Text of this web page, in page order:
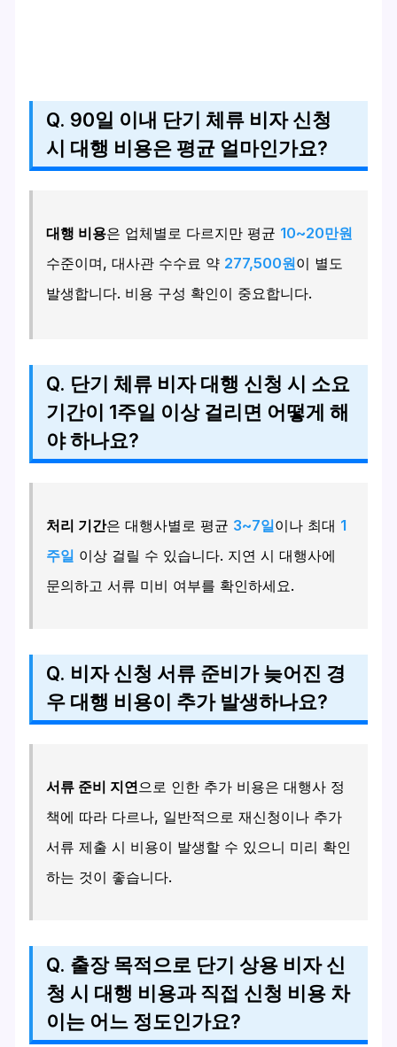
Q. 90일 이내 단기 체류 비자 신청
시 대행 비용은 평균 얼마인가요?
대행 비용은 업체별로 다르지만 평균 10~20만원
수준이며, 대사관 수수료 약 277,500원이 별도
발생합니다. 비용 구성 확인이 중요합니다.
Q. 단기 체류 비자 대행 신청 시 소요
기간이 1주일 이상 걸리면 어떻게 해
야 하나요?
처리 기간은 대행사별로 평균 3~7일이나 최대 1
주일 이상 걸릴 수 있습니다. 지연 시 대행사에
문의하고 서류 미비 여부를 확인하세요.
Q. 비자 신청 서류 준비가 늦어진 경
우 대행 비용이 추가 발생하나요?
서류 준비 지연으로 인한 추가 비용은 대행사 정
책에 따라 다르나, 일반적으로 재신청이나 추가
서류 제출 시 비용이 발생할 수 있으니 미리 확인
하는 것이 좋습니다.
Q. 출장 목적으로 단기 상용 비자 신
청 시 대행 비용과 직접 신청 비용 차
이는 어느 정도인가요?